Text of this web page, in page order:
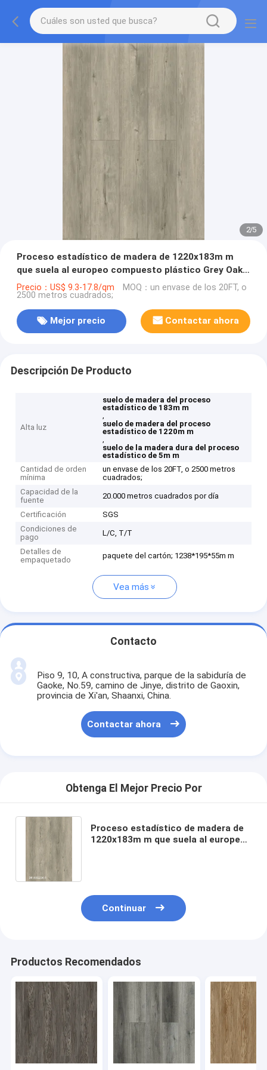
2/5
Proceso estadístico de madera de 1220x183m m
que suela al europeo compuesto plástico Grey Oak
GKBM DP-W82238 de la piedra fina de la resistencia
de choque
Precio：US$ 9.3-17.8/qm MOQ：un envase de los 20FT, o
2500 metros cuadrados;
Mejor precio Contactar ahora
Descripción De Producto
Alta luz
suelo de madera del proceso
estadístico de 183m m
,
suelo de madera del proceso
estadístico de 1220m m
,
suelo de la madera dura del proceso
estadístico de 5m m
Cantidad de orden
mínima
un envase de los 20FT, o 2500 metros
cuadrados;
Capacidad de la
fuente
20.000 metros cuadrados por día
Certificación
SGS
Condiciones de
pago
L/C, T/T
Detalles de
empaquetado
paquete del cartón; 1238*195*55m m
Vea más
Contacto
Piso 9, 10, A constructiva, parque de la sabiduría de
Gaoke, No.59, camino de Jinye, distrito de Gaoxin,
provincia de Xi'an, Shaanxi, China.
Contactar ahora
Obtenga El Mejor Precio Por
Proceso estadístico de madera de
1220x183m m que suela al europeo
Continuar
Productos Recomendados